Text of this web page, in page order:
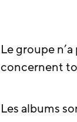
Le groupe
concernent
Les albums